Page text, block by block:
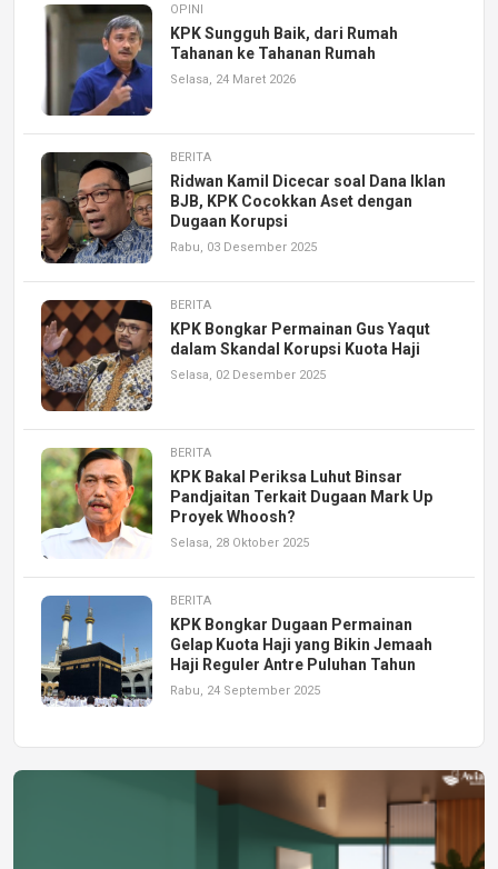
OPINI
KPK Sungguh Baik, dari Rumah
Tahanan ke Tahanan Rumah
Selasa, 24 Maret 2026
BERITA
Ridwan Kamil Dicecar soal Dana Iklan
BJB, KPK Cocokkan Aset dengan
Dugaan Korupsi
Rabu, 03 Desember 2025
BERITA
KPK Bongkar Permainan Gus Yaqut
dalam Skandal Korupsi Kuota Haji
Selasa, 02 Desember 2025
BERITA
KPK Bakal Periksa Luhut Binsar
Pandjaitan Terkait Dugaan Mark Up
Proyek Whoosh?
Selasa, 28 Oktober 2025
BERITA
KPK Bongkar Dugaan Permainan
Gelap Kuota Haji yang Bikin Jemaah
Haji Reguler Antre Puluhan Tahun
Rabu, 24 September 2025